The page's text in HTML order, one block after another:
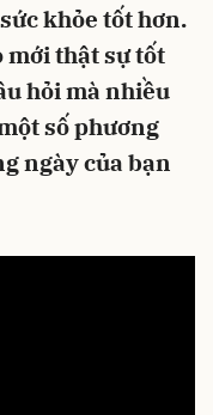
khỏe tốt hơn.
mới thật sự tốt
hỏi mà nhiều
số phương
ngày của bạn